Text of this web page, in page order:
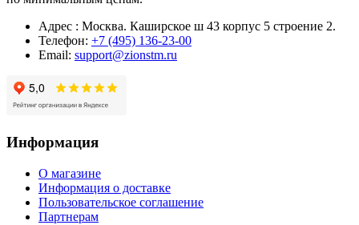
Адрес : Москва. Каширское ш 43 корпус 5 строение 2.
Телефон: +7 (495) 136-23-00
Email: support@zionstm.ru
Информация
О магазине
Информация о доставке
Пользовательское соглашение
Партнерам